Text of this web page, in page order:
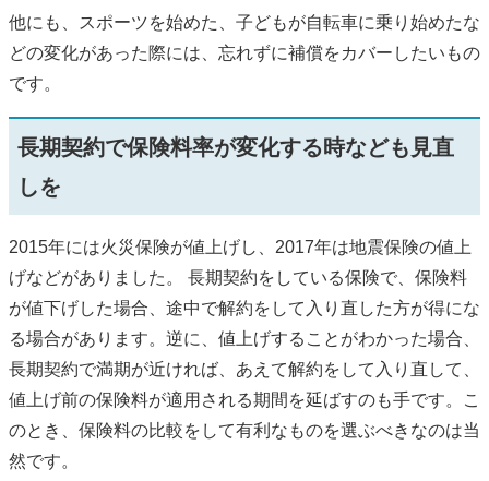
他にも、スポーツを始めた、子どもが自転車に乗り始めたな
どの変化があった際には、忘れずに補償をカバーしたいもの
です。
長期契約で保険料率が変化する時なども見直
しを
2015年には火災保険が値上げし、2017年は地震保険の値上
げなどがありました。 長期契約をしている保険で、保険料
が値下げした場合、途中で解約をして入り直した方が得にな
る場合があります。逆に、値上げすることがわかった場合、
長期契約で満期が近ければ、あえて解約をして入り直して、
値上げ前の保険料が適用される期間を延ばすのも手です。こ
のとき、保険料の比較をして有利なものを選ぶべきなのは当
然です。